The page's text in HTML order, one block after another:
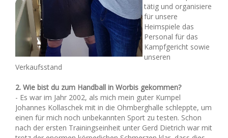
tätig und organisiere
für unsere
Heimspiele das
Personal für das
Kampfgericht sowie
unseren
Verkaufsstand
2. Wie bist du zum Handball in Worbis gekommen?
- Es war im Jahr 2002, als mich mein guter Kumpel
Johannes Kollaschek mit in die Ohmberghalle schleppte, um
einen für mich noch unbekannten Sport zu testen. Schon
nach der ersten Trainingseinheit unter Gerd Dietrich war mit